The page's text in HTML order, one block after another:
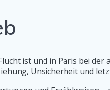
ist und in Paris bei
Unsicherheit und